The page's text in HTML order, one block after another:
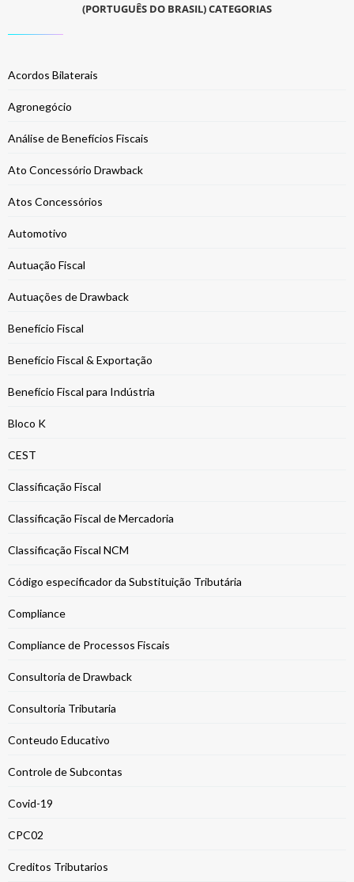
(PORTUGUÊS DO BRASIL) CATEGORIAS
Acordos Bilaterais
Agronegócio
Análise de Benefícios Fiscais
Ato Concessório Drawback
Atos Concessórios
Automotivo
Autuação Fiscal
Autuações de Drawback
Benefício Fiscal
Benefício Fiscal & Exportação
Benefício Fiscal para Indústria
Bloco K
CEST
Classificação Fiscal
Classificação Fiscal de Mercadoria
Classificação Fiscal NCM
Código especificador da Substituição Tributária
Compliance
Compliance de Processos Fiscais
Consultoria de Drawback
Consultoria Tributaria
Conteudo Educativo
Controle de Subcontas
Covid-19
CPC02
Creditos Tributarios